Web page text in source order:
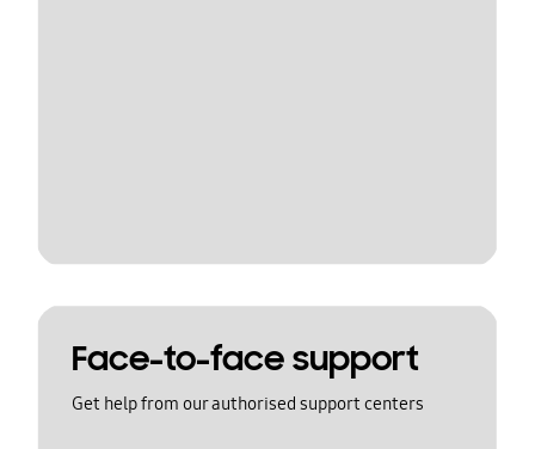
Face-to-face support
Get help from our authorised support centers